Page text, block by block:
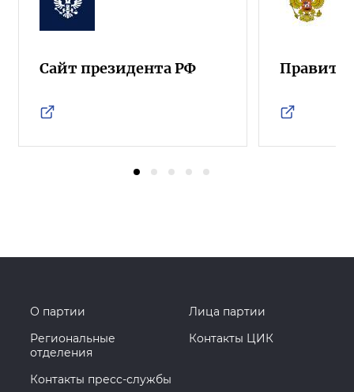
Сайт президента РФ
О партии
Лица партии
Региональные
отделения
Контакты ЦИК
Контакты пресс-службы